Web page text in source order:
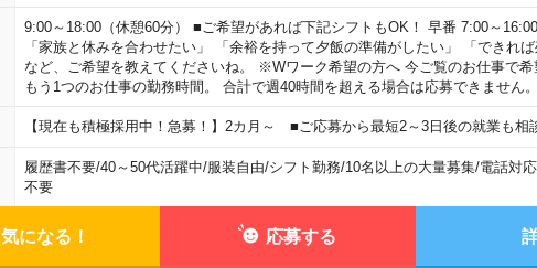
9:00～18:00（休憩60分） ■ご希望があれば下記シフトもOK！ 早番 7:00～
「家族と休みを合わせたい」 「余裕を持って夕飯の準備がしたい」 「できれば
など、ご希望を教えてくださいね。 ※Wワーク希望の方へ 今ご覧のお仕事で希
もう1つのお仕事の勤務時間。 合計で週40時間を超える場合は応募できません。
【現在も積極採用中！急募！】2カ月～ ■ご応募から最短2～3日後の就業も相
履歴書不要/40～50代活躍中/服装自由/シフト勤務/10名以上の大量募集/電話対
不要
気になる！ 応募する